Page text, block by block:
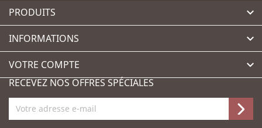
PRODUITS 
INFORMATIONS 
VOTRE COMPTE 
RECEVEZ NOS OFFRES SPÉCIALES